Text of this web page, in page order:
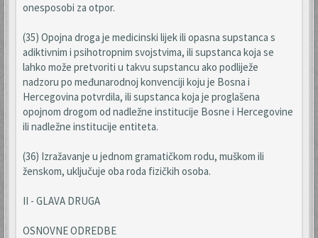
onesposobi za otpor.
(35) Opojna droga je medicinski lijek ili opasna supstanca s
adiktivnim i psihotropnim svojstvima, ili supstanca koja se
lahko može pretvoriti u takvu supstancu ako podliježe
nadzoru po međunarodnoj konvenciji koju je Bosna i
Hercegovina potvrdila, ili supstanca koja je proglašena
opojnom drogom od nadležne institucije Bosne i Hercegovine
ili nadležne institucije entiteta.
(36) Izražavanje u jednom gramatičkom rodu, muškom ili
ženskom, uključuje oba roda fizičkih osoba.
II - GLAVA DRUGA
OSNOVNE ODREDBE